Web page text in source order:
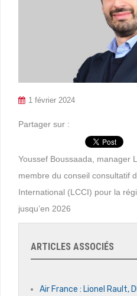
1 février 2024
Partager sur :
Youssef Boussaada, manager
membre du conseil consultatif
International (LCCI) pour la
jusqu’en 2026
ARTICLES ASSOCIÉS
Air France : Lionel Rault,